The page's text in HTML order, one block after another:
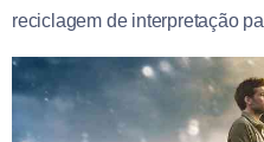
reciclagem de interpretação